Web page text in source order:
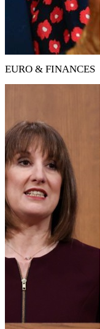
EURO & FINANCES